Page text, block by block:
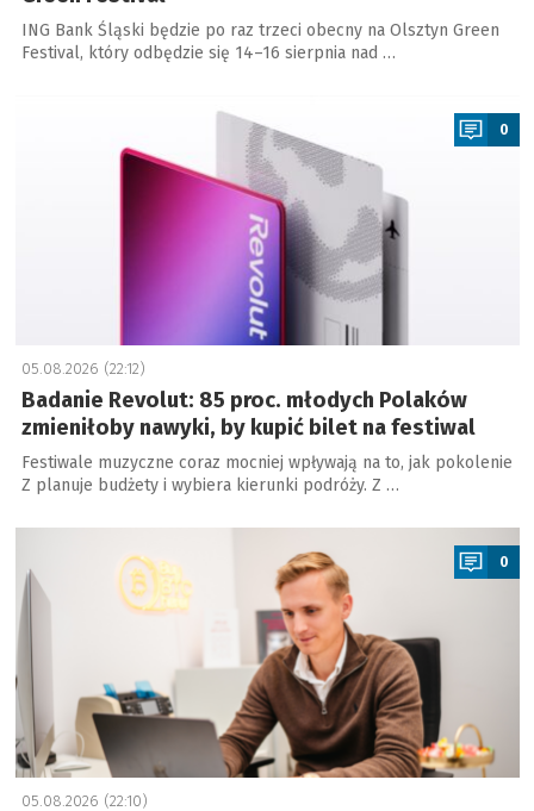
ING Bank Śląski będzie po raz trzeci obecny na Olsztyn Green
Festival, który odbędzie się 14–16 sierpnia nad …
0
05.08.2026 (22:12)
Badanie Revolut: 85 proc. młodych Polaków
zmieniłoby nawyki, by kupić bilet na festiwal
Festiwale muzyczne coraz mocniej wpływają na to, jak pokolenie
Z planuje budżety i wybiera kierunki podróży. Z …
a
0
05.08.2026 (22:10)